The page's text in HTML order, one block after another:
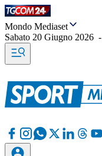
Mondo Mediaset
Sabato 20 Giugno 2026 -